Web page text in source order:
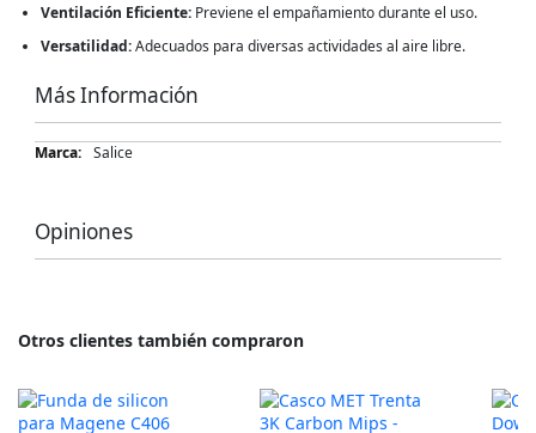
Ventilación Eficiente: Previene el empañamiento durante el uso.
Versatilidad:Adecuados para diversas actividades al aire libre.
Más Información
Más
Salice
Opiniones
Otros clientes también compraron